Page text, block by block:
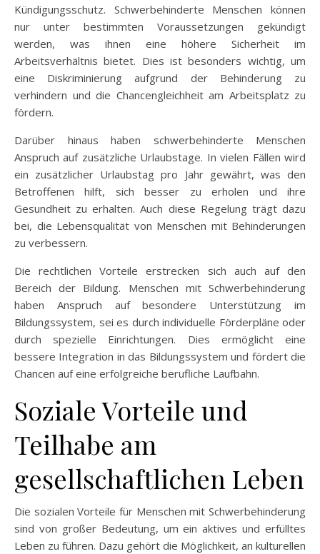
Kündigungsschutz. Schwerbehinderte Menschen können
nur unter bestimmten Voraussetzungen gekündigt
werden, was ihnen eine höhere Sicherheit im
Arbeitsverhältnis bietet. Dies ist besonders wichtig, um
eine Diskriminierung aufgrund der Behinderung zu
verhindern und die Chancengleichheit am Arbeitsplatz zu
fördern.
Darüber hinaus haben schwerbehinderte Menschen
Anspruch auf zusätzliche Urlaubstage. In vielen Fällen wird
ein zusätzlicher Urlaubstag pro Jahr gewährt, was den
Betroffenen hilft, sich besser zu erholen und ihre
Gesundheit zu erhalten. Auch diese Regelung trägt dazu
bei, die Lebensqualität von Menschen mit Behinderungen
zu verbessern.
Die rechtlichen Vorteile erstrecken sich auch auf den
Bereich der Bildung. Menschen mit Schwerbehinderung
haben Anspruch auf besondere Unterstützung im
Bildungssystem, sei es durch individuelle Förderpläne oder
durch spezielle Einrichtungen. Dies ermöglicht eine
bessere Integration in das Bildungssystem und fördert die
Chancen auf eine erfolgreiche berufliche Laufbahn.
Soziale Vorteile und
Teilhabe am
gesellschaftlichen Leben
Die sozialen Vorteile für Menschen mit Schwerbehinderung
sind von großer Bedeutung, um ein aktives und erfülltes
Leben zu führen. Dazu gehört die Möglichkeit, an kulturellen